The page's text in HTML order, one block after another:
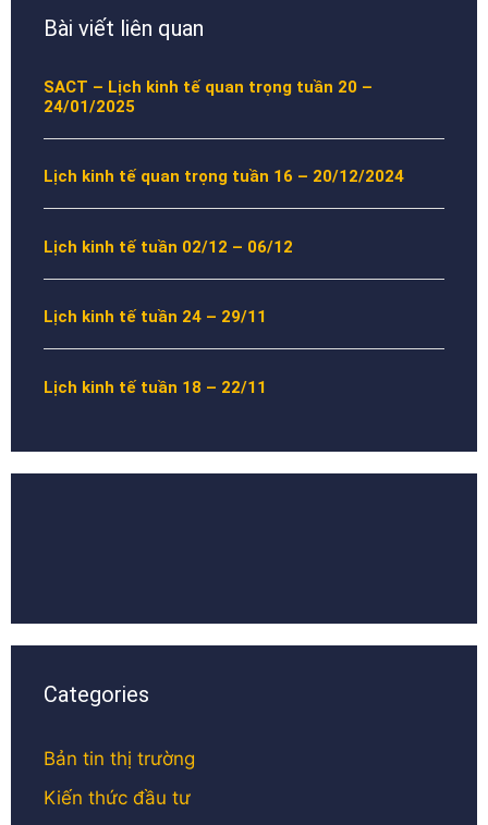
Bài viết liên quan
SACT – Lịch kinh tế quan trọng tuần 20 –
24/01/2025
Lịch kinh tế quan trọng tuần 16 – 20/12/2024
Lịch kinh tế tuần 02/12 – 06/12
Lịch kinh tế tuần 24 – 29/11
Lịch kinh tế tuần 18 – 22/11
Categories
Bản tin thị trường
Kiến thức đầu tư